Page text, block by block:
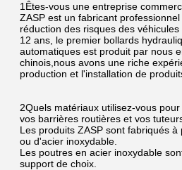
1Êtes-vous une entreprise
ZASP est un fabricant
réduction des risques des
12 ans, le premier bollards
automatiques est produit par nous
chinois,nous avons une riche
production et l'installation de
2Quels matériaux utilisez-vous
vos barrières routières et vos
Les produits ZASP sont fabriqués
ou d'acier inoxydable.
Les poutres en acier inoxydable
support de choix.